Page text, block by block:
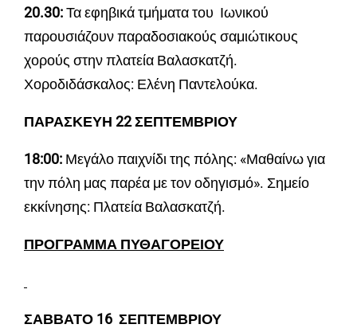
20.30:Τα εφηβικά τμήματα του Ιωνικού
παρουσιάζουν παραδοσιακούς σαμιώτικους
χορούς στην πλατεία Βαλασκατζή.
Χοροδιδάσκαλος: Ελένη Παντελούκα.
ΠΑΡΑΣΚΕΥΗ 22 ΣΕΠΤΕΜΒΡΙΟΥ
18:00: Μεγάλο παιχνίδι της πόλης: «Μαθαίνω για
την πόλη μας παρέα με τον οδηγισμό». Σημείο
εκκίνησης: Πλατεία Βαλασκατζή.
ΠΡΟΓΡΑΜΜΑ ΠΥΘΑΓΟΡΕΙΟΥ
ΣΑΒΒΑΤΟ 16 ΣΕΠΤΕΜΒΡΙΟΥ